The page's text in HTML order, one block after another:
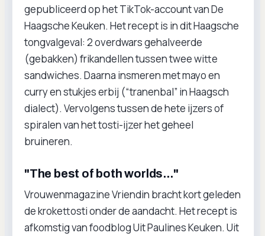
gepubliceerd op het TikTok-account van De
Haagsche Keuken. Het recept is in dit Haagsche
tongvalgeval: 2 overdwars gehalveerde
(gebakken) frikandellen tussen twee witte
sandwiches. Daarna insmeren met mayo en
curry en stukjes erbij (“tranenbal” in Haagsch
dialect). Vervolgens tussen de hete ijzers of
spiralen van het tosti-ijzer het geheel
bruineren.
"The best of both worlds..."
Vrouwenmagazine Vriendin bracht kort geleden
de krokettosti onder de aandacht. Het recept is
afkomstig van foodblog Uit Paulines Keuken. Uit